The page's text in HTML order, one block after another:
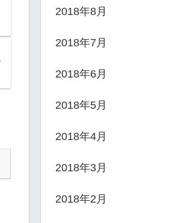
2018年8月
2018年7月
2018年6月
2018年5月
2018年4月
2018年3月
2018年2月